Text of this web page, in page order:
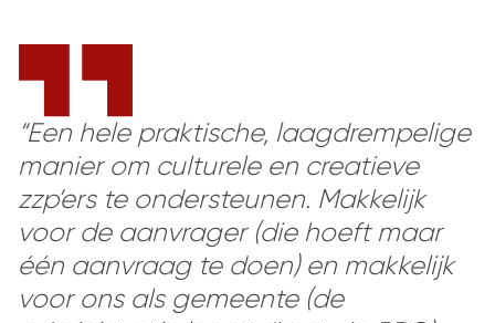
“Een hele praktische, laagdrempelige
manier om culturele en creatieve
zzp’ers te ondersteunen. Makkelijk
voor de aanvrager (die hoeft maar
één aanvraag te doen) en makkelijk
voor ons als gemeente (de